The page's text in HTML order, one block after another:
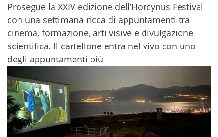
Prosegue la XXIV edizione dell’Horcynus Festival
con una settimana ricca di appuntamenti tra
cinema, formazione, arti visive e divulgazione
scientifica. Il cartellone entra nel vivo con uno
degli appuntamenti più